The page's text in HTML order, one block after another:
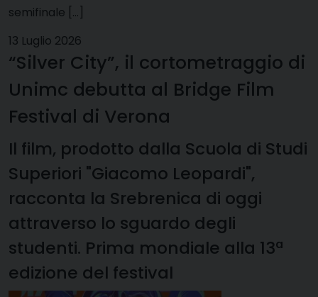
semifinale […]
13 Luglio 2026
“Silver City”, il cortometraggio di
Unimc debutta al Bridge Film
Festival di Verona
Il film, prodotto dalla Scuola di Studi
Superiori "Giacomo Leopardi",
racconta la Srebrenica di oggi
attraverso lo sguardo degli
studenti. Prima mondiale alla 13ª
edizione del festival